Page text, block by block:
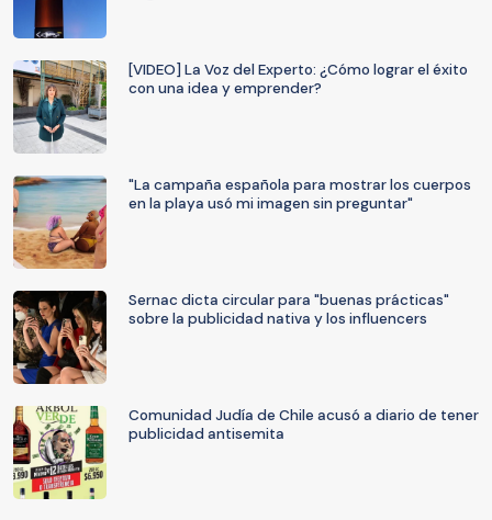
[VIDEO] La Voz del Experto: ¿Cómo lograr el éxito
con una idea y emprender?
"La campaña española para mostrar los cuerpos
en la playa usó mi imagen sin preguntar"
Sernac dicta circular para "buenas prácticas"
sobre la publicidad nativa y los influencers
Comunidad Judía de Chile acusó a diario de tener
publicidad antisemita